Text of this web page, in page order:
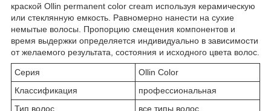
краской Ollin permanent color cream используя керамическую
или стеклянную емкость. Равномерно нанести на сухие
немытые волосы. Пропорцию смещения компонентов и
время выдержки определяется индивидуально в зависимости
от желаемого результата, состояния и исходного цвета волос.
Серия
Ollin Color
Классификация
профессиональная
Тип волос
все типы волос